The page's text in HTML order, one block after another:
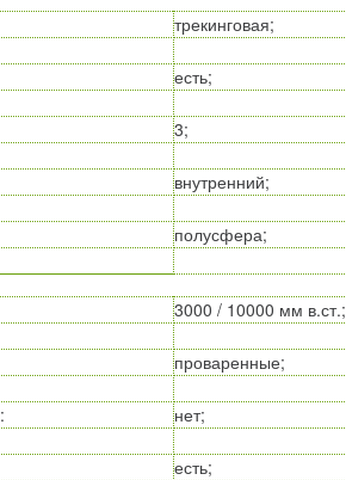
трекинговая;
есть;
3;
внутренний;
полусфера;
3000 / 10000 мм в.ст.;
проваренные;
: нет;
есть;